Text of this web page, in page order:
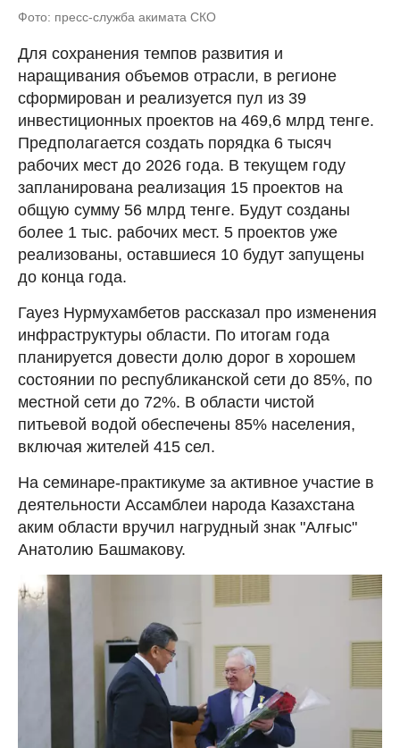
Фото: пресс-служба акимата СКО
Для сохранения темпов развития и
наращивания объемов отрасли, в регионе
сформирован и реализуется пул из 39
инвестиционных проектов на 469,6 млрд тенге.
Предполагается создать порядка 6 тысяч
рабочих мест до 2026 года. В текущем году
запланирована реализация 15 проектов на
общую сумму 56 млрд тенге. Будут созданы
более 1 тыс. рабочих мест. 5 проектов уже
реализованы, оставшиеся 10 будут запущены
до конца года.
Гауез Нурмухамбетов рассказал про изменения
инфраструктуры области. По итогам года
планируется довести долю дорог в хорошем
состоянии по республиканской сети до 85%, по
местной сети до 72%. В области чистой
питьевой водой обеспечены 85% населения,
включая жителей 415 сел.
На семинаре-практикуме за активное участие в
деятельности Ассамблеи народа Казахстана
аким области вручил нагрудный знак "Алғыс"
Анатолию Башмакову.